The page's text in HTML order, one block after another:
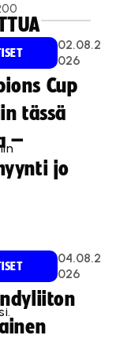
02.08.2
026
Cup
tässä
–
jo
04.08.2
026